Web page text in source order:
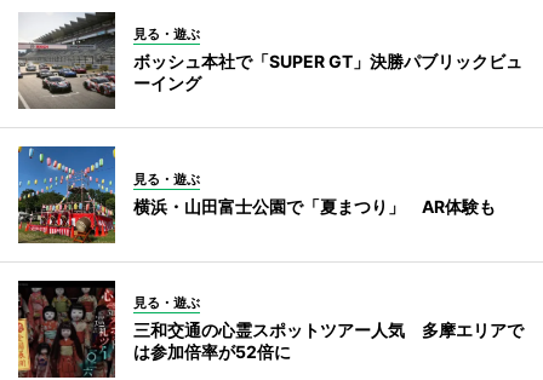
見る・遊ぶ
ボッシュ本社で「SUPER GT」決勝パブリックビュ
ーイング
見る・遊ぶ
横浜・山田富士公園で「夏まつり」 AR体験も
見る・遊ぶ
三和交通の心霊スポットツアー人気 多摩エリアで
は参加倍率が52倍に